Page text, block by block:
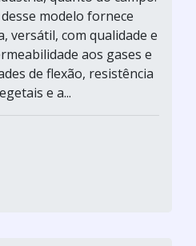
modelo fornece
versátil, com qualidade e
aos gases e
de flexão, resistência
e a...